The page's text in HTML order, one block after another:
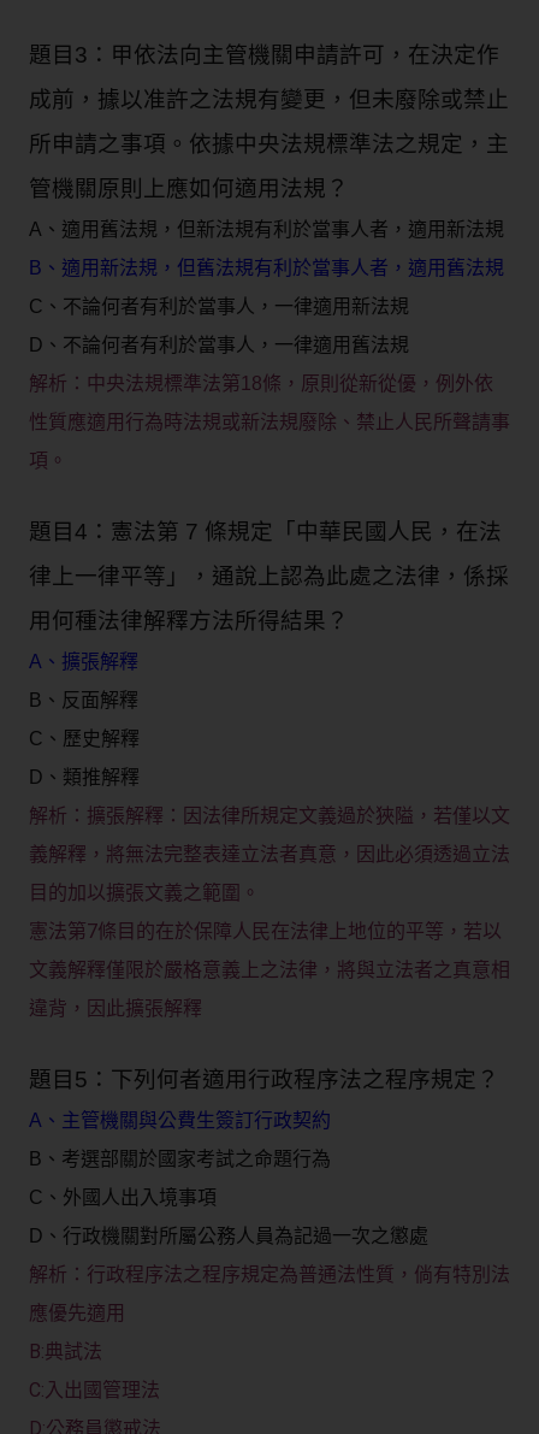
題目3：甲依法向主管機關申請許可，在決定作
成前，據以准許之法規有變更，但未廢除或禁止
所申請之事項。依據中央法規標準法之規定，主
管機關原則上應如何適用法規？
A、適用舊法規，但新法規有利於當事人者，適用新法規
B、適用新法規，但舊法規有利於當事人者，適用舊法規
C、不論何者有利於當事人，一律適用新法規
D、不論何者有利於當事人，一律適用舊法規
解析： 中央法規標準法第18條，原則從新從優，例外依
性質應適用行為時法規或新法規廢除、禁止人民所聲請事
項。
題目4：憲法第 7 條規定「中華民國人民，在法
律上一律平等」，通說上認為此處之法律，係採
用何種法律解釋方法所得結果？
A、擴張解釋
B、反面解釋
C、歷史解釋
D、類推解釋
解析： 擴張解釋：因法律所規定文義過於狹隘，若僅以文
義解釋，將無法完整表達立法者真意，因此必須透過立法
目的加以擴張文義之範圍。
憲法第7條目的在於保障人民在法律上地位的平等，若以
文義解釋僅限於嚴格意義上之法律，將與立法者之真意相
違背，因此擴張解釋
題目5：下列何者適用行政程序法之程序規定？
A、主管機關與公費生簽訂行政契約
B、考選部關於國家考試之命題行為
C、外國人出入境事項
D、行政機關對所屬公務人員為記過一次之懲處
解析： 行政程序法之程序規定為普通法性質，倘有特別法
應優先適用
B:典試法
C:入出國管理法
D:公務員懲戒法